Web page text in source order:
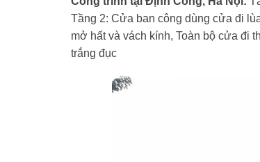
Tầng 2: Cửa ban công dùng cửa đi
mở hất và vách kính, Toàn bộ cửa đi
trắng đục